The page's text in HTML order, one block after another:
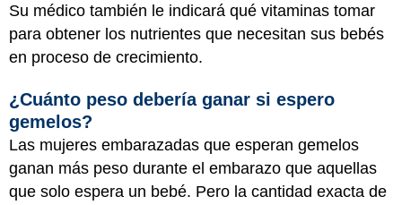
Su médico también le indicará qué vitaminas tomar
para obtener los nutrientes que necesitan sus bebés
en proceso de crecimiento.
¿Cuánto peso debería ganar si espero
gemelos?
Las mujeres embarazadas que esperan gemelos
ganan más peso durante el embarazo que aquellas
que solo espera un bebé. Pero la cantidad exacta de